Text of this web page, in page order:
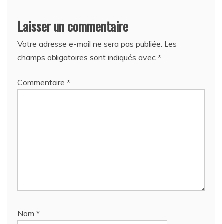
Laisser un commentaire
Votre adresse e-mail ne sera pas publiée. Les
champs obligatoires sont indiqués avec *
Commentaire *
Nom *